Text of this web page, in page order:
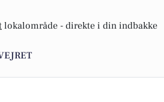
lokalområde - direkte i din indbakke